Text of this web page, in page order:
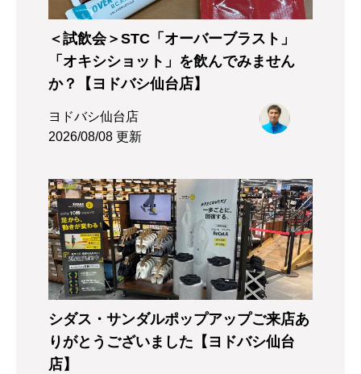
＜試飲会＞STC「オーバーブラスト」
「オキシショット」を飲んでみません
か？【ヨドバシ仙台店】
ヨドバシ仙台店
2026/08/08 更新
シダス・サンダルポップアップご来店あ
りがとうございました【ヨドバシ仙台
店】